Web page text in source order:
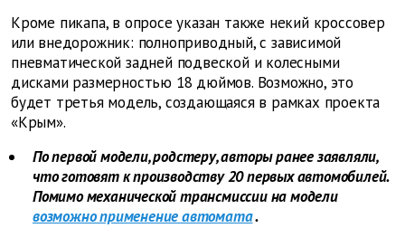
Кроме пикапа, в опросе указан также некий кроссовер
или внедорожник: полноприводный, с зависимой
пневматической задней подвеской и колесными
дисками размерностью 18 дюймов. Возможно, это
будет третья модель, создающаяся в рамках проекта
«Крым».
По первой модели, родстеру, авторы ранее заявляли,
что готовят к производству 20 первых автомобилей.
Помимо механической трансмиссии на модели
возможно применение автомата.